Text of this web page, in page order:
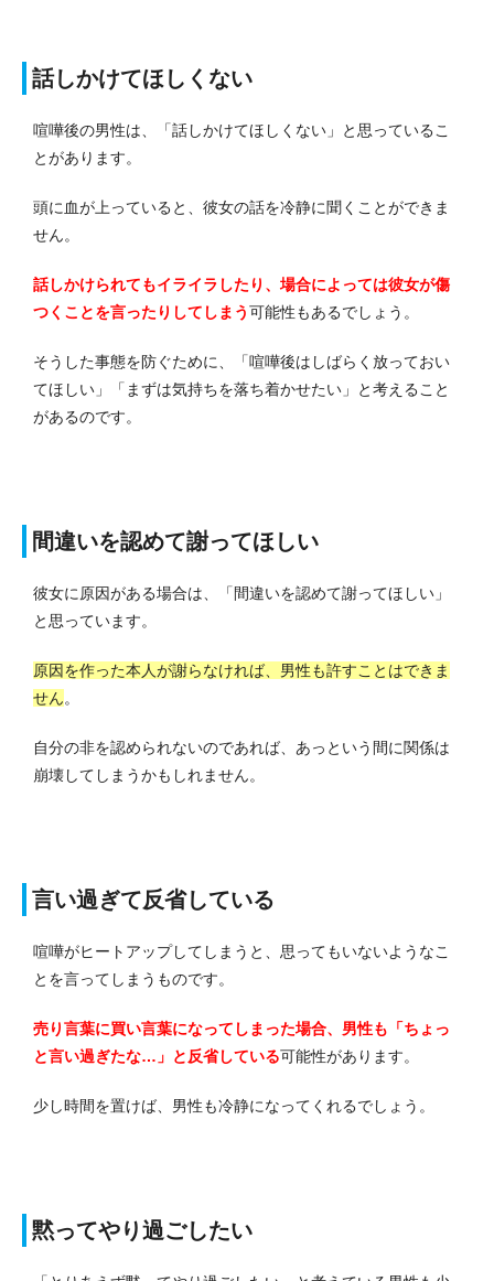
話しかけてほしくない
喧嘩後の男性は、「話しかけてほしくない」と思っているこ
とがあります。
頭に血が上っていると、彼女の話を冷静に聞くことができま
せん。
話しかけられてもイライラしたり、場合によっては彼女が傷
つくことを言ったりしてしまう可能性もあるでしょう。
そうした事態を防ぐために、「喧嘩後はしばらく放っておい
てほしい」「まずは気持ちを落ち着かせたい」と考えること
があるのです。
間違いを認めて謝ってほしい
彼女に原因がある場合は、「間違いを認めて謝ってほしい」
と思っています。
原因を作った本人が謝らなければ、男性も許すことはできま
せん。
自分の非を認められないのであれば、あっという間に関係は
崩壊してしまうかもしれません。
言い過ぎて反省している
喧嘩がヒートアップしてしまうと、思ってもいないようなこ
とを言ってしまうものです。
売り言葉に買い言葉になってしまった場合、男性も「ちょっ
と言い過ぎたな…」と反省している可能性があります。
少し時間を置けば、男性も冷静になってくれるでしょう。
黙ってやり過ごしたい